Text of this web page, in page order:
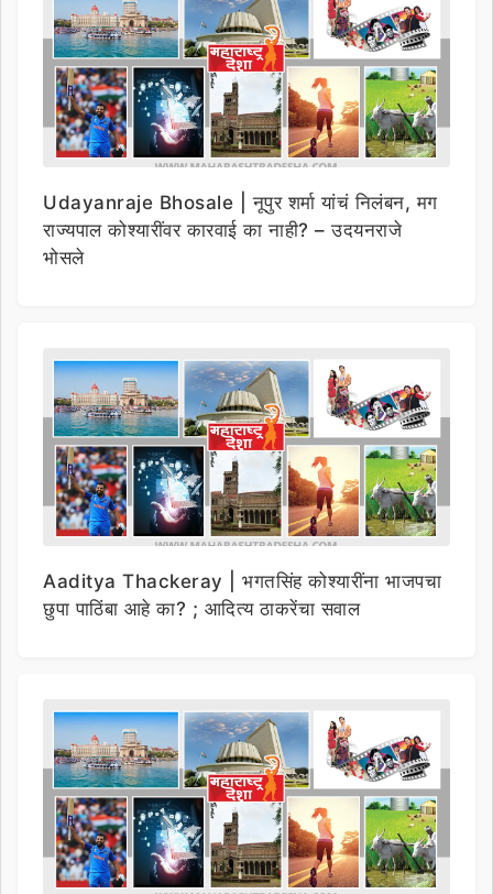
Udayanraje Bhosale | नूपुर शर्मा यांचं निलंबन, मग
राज्यपाल कोश्यारींवर कारवाई का नाही? – उदयनराजे
भोसले
Aaditya Thackeray | भगतसिंह कोश्यारींना भाजपचा
छुपा पाठिंबा आहे का? ; आदित्य ठाकरेंचा सवाल